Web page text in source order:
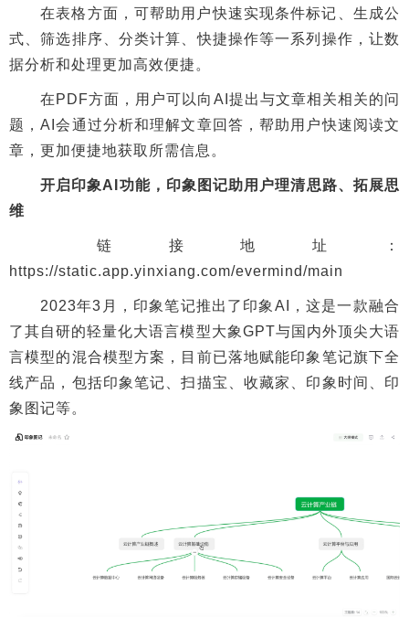
在表格方面，可帮助用户快速实现条件标记、生成公
式、筛选排序、分类计算、快捷操作等一系列操作，让数
据分析和处理更加高效便捷。
在PDF方面，用户可以向AI提出与文章相关相关的问
题，AI会通过分析和理解文章回答，帮助用户快速阅读文
章，更加便捷地获取所需信息。
开启印象AI功能，印象图记助用户理清思路、拓展思
维
链接地址：
https://static.app.yinxiang.com/evermind/main
2023年3月，印象笔记推出了印象AI，这是一款融合
了其自研的轻量化大语言模型大象GPT与国内外顶尖大语
言模型的混合模型方案，目前已落地赋能印象笔记旗下全
线产品，包括印象笔记、扫描宝、收藏家、印象时间、印
象图记等。